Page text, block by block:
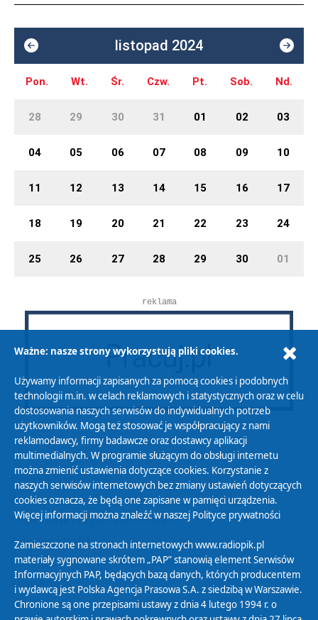
listopad 2024
Pon. Wt. Śr. Czw. Pt. Sob. Nd.
28 29 30 31 01 02 03
04 05 06 07 08 09 10
11 12 13 14 15 16 17
18 19 20 21 22 23 24
25 26 27 28 29 30 01
reklama
Polityka Prywatności
Zasady korzystania z Serwisu
Organizacje Pożytku Publicznego
Cyfryzacja DAB+
Polityka ochrony danych osobowych
Abonament
Zamówienia publiczne
Ważne: nasze strony wykorzystują pliki cookies.
Używamy informacji zapisanych za pomocą cookies i podobnych
technologii m.in. w celach reklamowych i statystycznych oraz w celu
dostosowania naszych serwisów do indywidualnych potrzeb
użytkowników. Mogą też stosować je współpracujący z nami
reklamodawcy, firmy badawcze oraz dostawcy aplikacji
multimedialnych. W programie służącym do obsługi internetu
można zmienić ustawienia dotyczące cookies. Korzystanie z
naszych serwisów internetowych bez zmiany ustawień dotyczących
cookies oznacza, że będą one zapisane w pamięci urządzenia.
Więcej informacji można znaleźć w naszej Polityce prywatności
Zamieszczone na stronach internetowych www.radiopik.pl
materiały sygnowane skrótem „PAP” stanowią element Serwisów
Informacyjnych PAP, będących bazą danych, których producentem
i wydawcą jest Polska Agencja Prasowa S.A. z siedzibą w Warszawie.
Chronione są one przepisami ustawy z dnia 4 lutego 1994 r. o